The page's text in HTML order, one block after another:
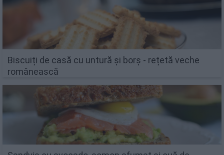
Biscuiți de casă cu untură și borș - rețetă veche
românească